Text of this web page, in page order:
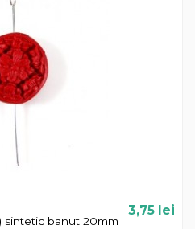
sintetic banut 20mm
3,75 lei